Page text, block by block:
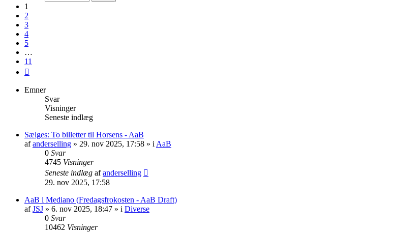
1
2
3
4
5
…
11
Emner
Svar
Visninger
Seneste indlæg
Sælges: To billetter til Horsens - AaB
afanderselling » 29. nov 2025, 17:58 » i AaB
0 Svar
4745 Visninger
Seneste indlæg afanderselling
29. nov 2025, 17:58
AaB i Mediano (Fredagsfrokosten - AaB Draft)
afJSJ » 6. nov 2025, 18:47 » i Diverse
0 Svar
10462 Visninger